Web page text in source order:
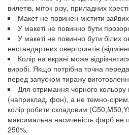
вилетів, міток різу, приладних
Макет не повинен містити зайвих
У макеті не повинно бути
У макеті не повинно бути білих
нестандартних оверпринтів
Колір на екрані може
виробі. Якщо потрібна точна
перед запуском тиражу
Для отримання чорного
(наприклад, фон), а не темно-
колір робити складовим
максимальна насиченість фарб не
250%.